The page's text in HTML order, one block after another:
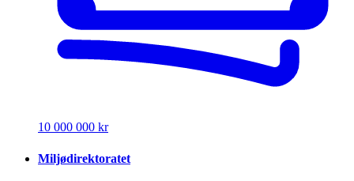
10 000 000 kr
Miljødirektoratet